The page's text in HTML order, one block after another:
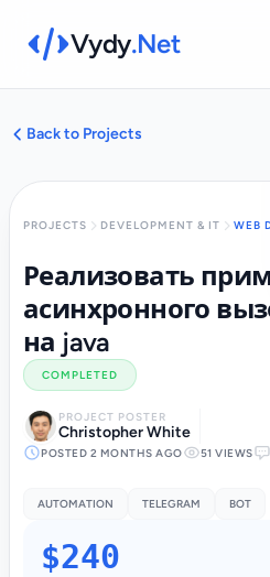
Vydy.Net
Back to Projects
PROJECTS DEVELOPMENT & IT WEB
Реализовать
асинхронного
на java
COMPLETED
PROJECT POSTER
Christopher White
POSTED 2 MONTHS AGO 51 VIEWS
AUTOMATION TELEGRAM BOT
$240